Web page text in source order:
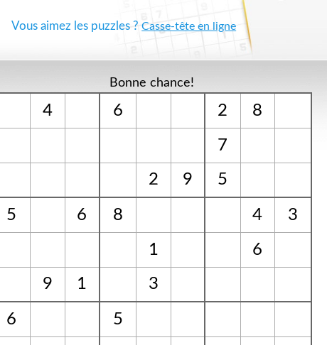
Vous aimez les puzzles ?Casse-tête en ligne
Bonne chance!
4 6 2 8
7
2
9 5
5 6 8 4 3
1
6
9
1 3
6 5